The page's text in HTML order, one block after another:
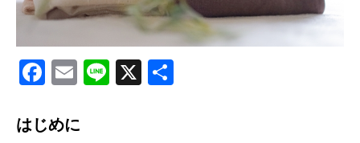
Facebook
EmailLine
X
はじめに